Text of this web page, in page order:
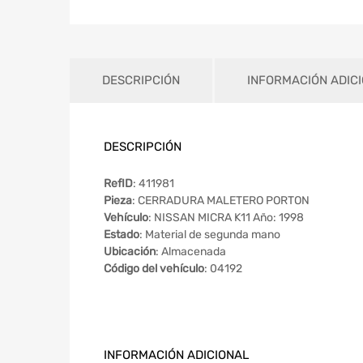
DESCRIPCIÓN INFORMACIÓN
DESCRIPCIÓN
RefID: 411981
Pieza: CERRADURA MALETERO PORTON
Vehículo: NISSAN MICRA K11 Año: 1998
Estado: Material de segunda mano
Ubicación: Almacenada
Código del vehículo: 04192
INFORMACIÓN ADICIONAL